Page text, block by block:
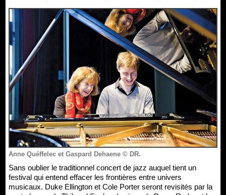
Anne Quéffelec et Gaspard Dehaene © DR.
Sans oublier le traditionnel concert de jazz auquel tient un
festival qui entend effacer les frontières entre univers
musicaux. Duke Ellington et Cole Porter seront revisités par la